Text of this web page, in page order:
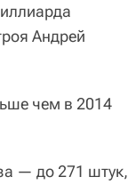
Андрей
чем в 2014
— до 271 штук,